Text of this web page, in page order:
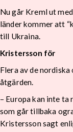
Nu går Kreml ut
länder kommer att
till Ukraina.
Kristersson för
Flera av de
åtgärden.
– Europa kan inte
som går tillbaka
Kristersson sagt